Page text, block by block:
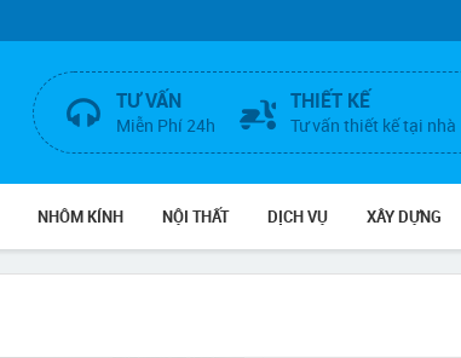
TƯ VẤN
Miễn Phí 24h
THIẾT KẾ
Tư vấn thiết kế tại nhà
NHÔM KÍNH NỘI THẤT DỊCH VỤ XÂY DỰNG